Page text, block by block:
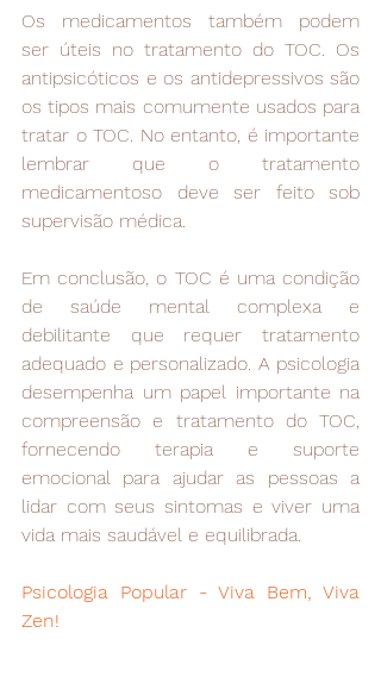
Os medicamentos também podem
ser úteis no tratamento do TOC. Os
antipsicóticos e os antidepressivos são
os tipos mais comumente usados para
tratar o TOC. No entanto, é importante
lembrar que o tratamento
medicamentoso deve ser feito sob
supervisão médica.
Em conclusão, o TOC é uma condição
de saúde mental complexa e
debilitante que requer tratamento
adequado e personalizado. A psicologia
desempenha um papel importante na
compreensão e tratamento do TOC,
fornecendo terapia e suporte
emocional para ajudar as pessoas a
lidar com seus sintomas e viver uma
vida mais saudável e equilibrada.
Psicologia Popular - Viva Bem, Viva
Zen!